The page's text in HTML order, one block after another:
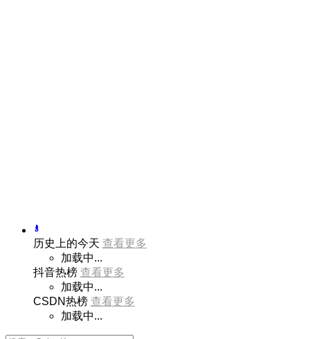
历史上的今天 查看更多
加载中...
抖音热榜 查看更多
加载中...
CSDN热榜 查看更多
加载中...